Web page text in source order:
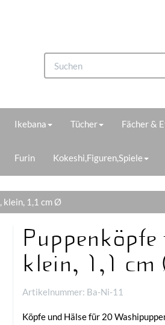
Ikebana Tücher Fächer &
Furin Kokeshi,Figuren,Spiele
klein, 1,1 cm Ø
klein, 1,1 cm
Artikelnummer: Ba-Ni-11
Köpfe und Hälse für 20